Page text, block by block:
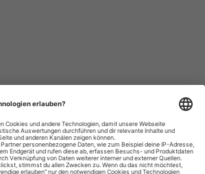
Datenschutzhinweise
Impressum